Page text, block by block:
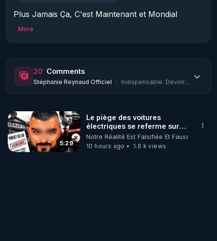
Plus Jamais Ça, C'est Maintenant et Mondial
More
20 Comments
Stéphanie Reynaud Officiel : Indispensable. Devoir de Mémoire.
5:29
Le piège des voitures
électriques se referme sur
les usagers !
Notre Réalité Est Falsifiée Et Fausse
10 hours ago
1.6 k views